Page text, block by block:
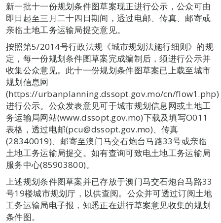
新一批十一份规划条件图草案现正进行公示，公众可由
即日起至三月二十四日期间，透过电邮、传真、邮寄或
亲临土地工务运输局提交意见。
按照第5/2014号行政法规《城市规划法施行细则》的规
定，每一份规划条件图草案完成编制后，须进行公示并
收集公众意见。此十一份规划条件图草案已上载至城市
规划信息网
(https://urbanplanning.dssopt.gov.mo/cn/flow1.php)
进行公示。公众发表意见可于城市规划信息网或土地工
务运输局网站(www.dssopt.gov.mo)下载及填写O011
表格，透过电邮(pcu@dssopt.gov.mo)、传真
(28340019)、邮寄至澳门马交石炮台马路33号或亲临
土地工务运输局提交。如有查询可致电土地工务运输局
服务中心(85903800)。
上述规划条件图草案并已存放于澳门马交石炮台马路33
号19楼城市规划厅，以供查阅。公众并可透过订阅土地
工务运输局电子报，知悉正在进行草案意见收集的规划
条件图。